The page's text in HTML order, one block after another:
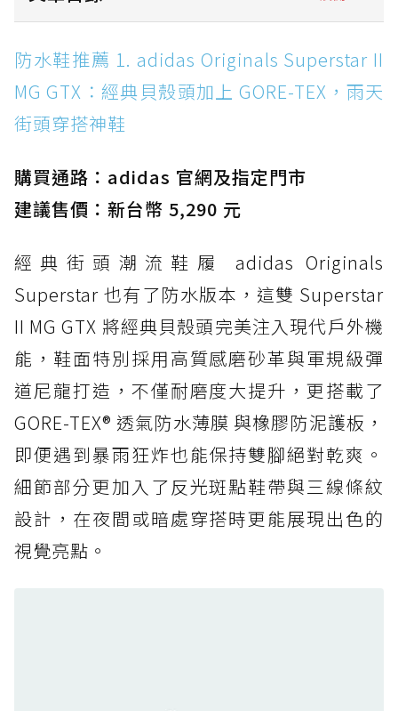
防水鞋推薦 1. adidas Originals Superstar II
MG GTX：經典貝殼頭加上 GORE-TEX，雨天街
頭穿搭神鞋
防水鞋推薦 2. New Balance Hierro v9 GORE-
防水鞋推薦 3. Nike Dunk Low GORE-TEX：
經典 Dunk 輪廓加上防水科技，雨天穿搭帥度不
打折
防水鞋推薦 4. ASICS TRABUCO 14 GTX：搭
載 GORE-TEX 隱形貼合科技，全方位防水神鞋
防水鞋推薦 5. Salomon XT-6 GORE-TEX：潮
人必備山系鞋王！防滑、防水與街頭顏值一次攻
頂
防水鞋推薦 6. HOKA Stinson Evo GTX：越野
復刻厚底，GORE-TEX 防水與增高神器一次滿
防水鞋推薦 7. Timberland Motion Access：
黃靴同級頂級防水，輕量化工裝健走鞋雨天必備
防水鞋推薦 7. Timberland Motion Access：
黃靴同級頂級防水，輕量化工裝健走鞋雨天必備
防水鞋推薦 1. adidas Originals Superstar II
MG GTX：經典貝殼頭加上 GORE-TEX，雨天
街頭穿搭神鞋
購買通路：adidas 官網及指定門市
建議售價：新台幣 5,290 元
經典街頭潮流鞋履 adidas Originals
Superstar 也有了防水版本，這雙 Superstar
II MG GTX 將經典貝殼頭完美注入現代戶外機
能，鞋面特別採用高質感磨砂革與軍規級彈
道尼龍打造，不僅耐磨度大提升，更搭載了
GORE-TEX® 透氣防水薄膜 與橡膠防泥護板，
即便遇到暴雨狂炸也能保持雙腳絕對乾爽。
細節部分更加入了反光斑點鞋帶與三線條紋
設計，在夜間或暗處穿搭時更能展現出色的
視覺亮點。